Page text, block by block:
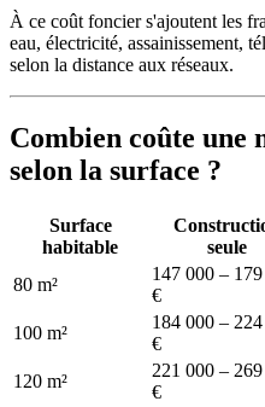
À ce coût foncier s'ajoutent les
eau, électricité, assainissement,
selon la distance aux réseaux.
Combien coûte une
selon la surface ?
Surface
habitable
seule
80 m²
147 000 –
€
100 m²
184 000 –
€
120 m²
221 000 –
€